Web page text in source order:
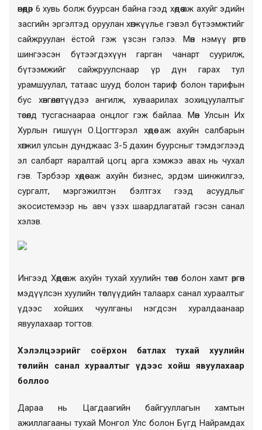
өнөөдөр 6 хувь болж буурсан байна гээд хөдөө аж ахуйг эдийн
засгийн эргэлтэд оруулан хөгжүүлье гэвэл бүтээмжтийг
сайжруулан ёстой гэж үзсэн гэлээ. Мөн нэмүү өртөг
шингээсэн бүтээгдэхүүн гарган чанарт суурилж,
бүтээмжийг сайжруулснаар үр дүн гарах тул
урамшуулал, татаас шууд болон тариф болон тарифын
бус хөнгөлөлтүүдээ ангилж, хуваарилах зохицуулалтыг
төсөлд тусгаснаараа онцлог гэж байлаа. Мөн Улсын Их
Хурлын гишүүн О.Цогтгэрэл хөдөө аж ахуйн салбарын
хөгжил улсын дунджаас 3-5 дахин буурсныг тэмдэглээд
эл салбарт яаралтай цогц арга хэмжээ авах нь чухал
гэв. Тэрбээр хөдөө аж ахуйн бизнес, эрдэм шинжилгээ,
сургалт, мэргэжилтэн бэлтгэх гээд асуудлыг
экосистемээр нь авч үзэх шаардлагатай гэсэн санал
хэлэв.
Ингээд Хөдөө аж ахуйн тухай хуулийн төсөл болон хамт өргөн
мэдүүлсэн хуулийн төслүүдийн талаарх санал хураалтыг
үдээс хойших чуулганы нэгдсэн хуралдаанаар
явуулахаар тогтов.
Хэлэлцээрийг соёрхон батлах тухай хуулийн
төслийн санал хураалтыг үдээс хойш явуулахаар
боллоо
Дараа нь Цагдаагийн байгууллагын хамтын
ажиллагааны тухай Монгол Улс болон Бүгд Найрамдах